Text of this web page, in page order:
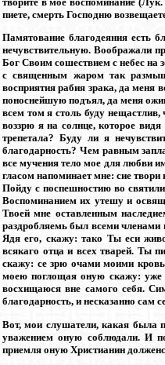
пиете, смерть Господню
Памятование благодеяния есть
нечувствительную. Воображали
Бог Своим сошествием с небес на
с священным жаром так
восприятия рабия зрака, да меня
поноснейшую подъял, да меня
всем том я столь буду
воззрю я на солнце, которое
трепетала? Буду ли я
благодарность? Чем равным
все мучения тело мое для любви
гласом напоминает мне: сие
Пойду с поспешностию во
Воспоминанием их утешу и
Твоей мне оставленным
раздробляемь был всеми
Ядя его, скажу: тако Ты еси
всякаго отца и всех тварей. Ты
скажу: се зрю очами моими
моею поглощая оную скажу: уже
восхищаюся вне самого себя.
благодарность, и несказанно сам
Вот, мои слушатели, какая была
уважением оную соблюдали. И
приемля оную Христианин